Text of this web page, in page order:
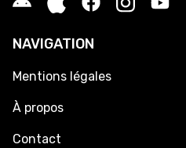
NAVIGATION
Mentions légales
À propos
Contact